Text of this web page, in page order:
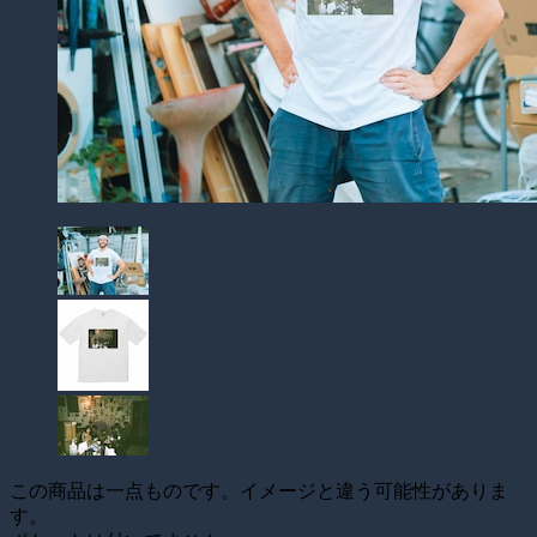
この商品は一点ものです。イメージと違う可能性がありま
す。